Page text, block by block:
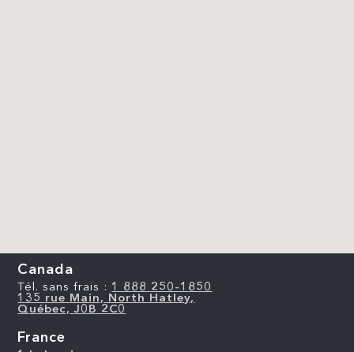
Canada
Tél. sans frais : 1 888 250-1850
135 rue Main, North Hatley,
Québec, J0B 2C0
France